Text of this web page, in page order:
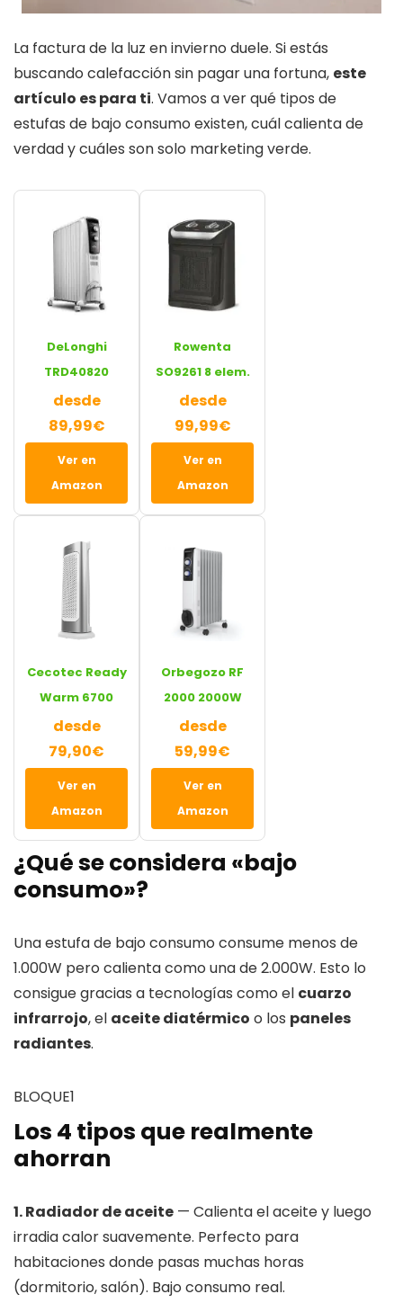
La factura de la luz en invierno duele. Si estás
buscando calefacción sin pagar una fortuna, este
artículo es para ti. Vamos a ver qué tipos de
estufas de bajo consumo existen, cuál calienta de
verdad y cuáles son solo marketing verde.
DeLonghi
TRD40820
desde
89,99€
Ver en
Amazon
Rowenta
SO9261 8 elem.
desde
99,99€
Ver en
Amazon
Cecotec Ready
Warm 6700
desde
79,90€
Ver en
Amazon
Orbegozo RF
2000 2000W
desde
59,99€
Ver en
Amazon
¿Qué se considera «bajo
consumo»?
Una estufa de bajo consumo consume menos de
1.000W pero calienta como una de 2.000W. Esto lo
consigue gracias a tecnologías como el cuarzo
infrarrojo, el aceite diatérmico o los paneles
radiantes.
BLOQUE1
Los 4 tipos que realmente
ahorran
1. Radiador de aceite — Calienta el aceite y luego
irradia calor suavemente. Perfecto para
habitaciones donde pasas muchas horas
(dormitorio, salón). Bajo consumo real.